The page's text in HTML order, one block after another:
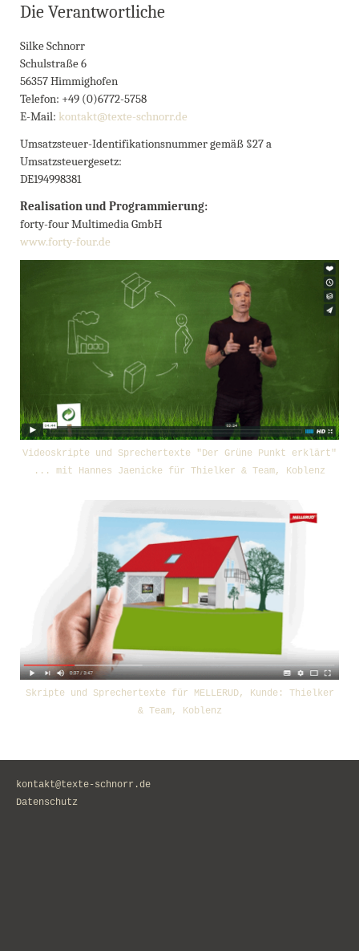
Die Verantwortliche
Silke Schnorr
Schulstraße 6
56357 Himmighofen
Telefon: +49 (0)6772-5758
E-Mail: kontakt@texte-schnorr.de
Umsatzsteuer-Identifikationsnummer gemäß §27 a
Umsatzsteuergesetz:
DE194998381
Realisation und Programmierung:
forty-four Multimedia GmbH
www.forty-four.de
Videoskripte und Sprechertexte "Der Grüne Punkt erklärt"
... mit Hannes Jaenicke für Thielker & Team, Koblenz
Skripte und Sprechertexte für MELLERUD, Kunde: Thielker
& Team, Koblenz
kontakt@texte-schnorr.de
Datenschutz